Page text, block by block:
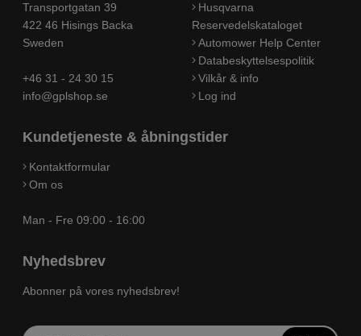
Transportgatan 39
422 46 Hisings Backa
Sweden
+46 31 - 24 30 15
info@gplshop.se
Husqvarna
Reservedelskataloget
Automower Help Center
Databeskyttelsespolitik
Vilkår & info
Log ind
Kundetjeneste & åbningstider
Kontaktformular
Om os
Man - Fre 09:00 - 16:00
Nyhedsbrev
Abonner på vores nyhedsbrev!